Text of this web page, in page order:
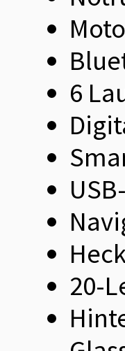
6
20-